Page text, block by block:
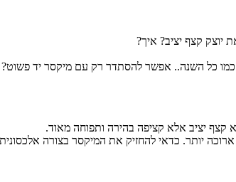
יוצק קצף יציב? איך?
כל השנה.. אפשר להסתדר רק עם מיקסר יד פשוט?
קצף יציב אלא קציפה בהירה ותפוחה מאוד.
יותר. כדאי להחזיק את המיקסר בצורה אלכסונית